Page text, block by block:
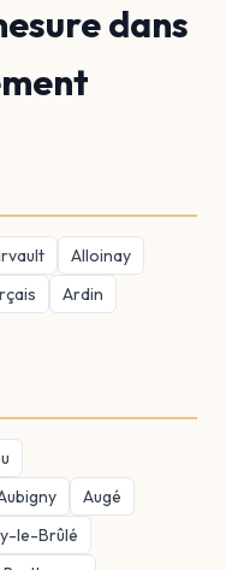
dans
Alloinay
Ardin
Augé
le-Brûlé